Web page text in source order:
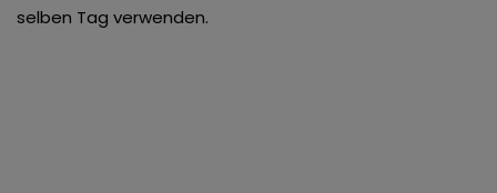
selben Tag verwenden.